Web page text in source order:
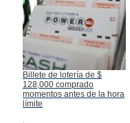
Billete de lotería de $
128,000 comprado
momentos antes de la hora
límite